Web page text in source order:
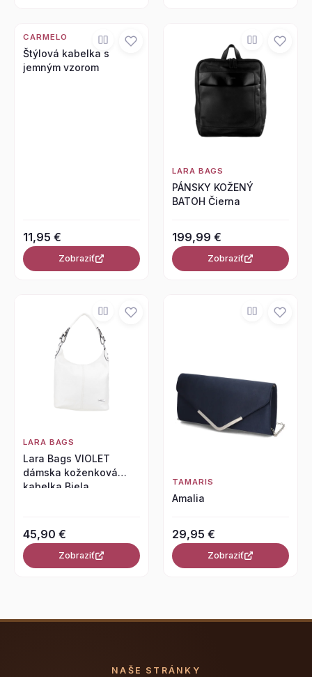
CARMELO
Štýlová kabelka s
jemným vzorom
11,95 €
Zobraziť
LARA BAGS
PÁNSKY KOŽENÝ
BATOH Čierna
199,99 €
Zobraziť
LARA BAGS
Lara Bags VIOLET
dámska koženková
kabelka Biela
45,90 €
Zobraziť
TAMARIS
Amalia
29,95 €
Zobraziť
NAŠE STRÁNKY